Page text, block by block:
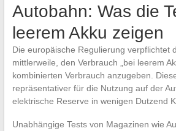
Autobahn: Was die
leerem Akku zeigen
Die europäische Regulierung verpflichtet
mittlerweile, den Verbrauch „bei leerem
kombinierten Verbrauch anzugeben.
repräsentativer für die Nutzung auf der
elektrische Reserve in wenigen Dutzend
Unabhängige Tests von Magazinen wie